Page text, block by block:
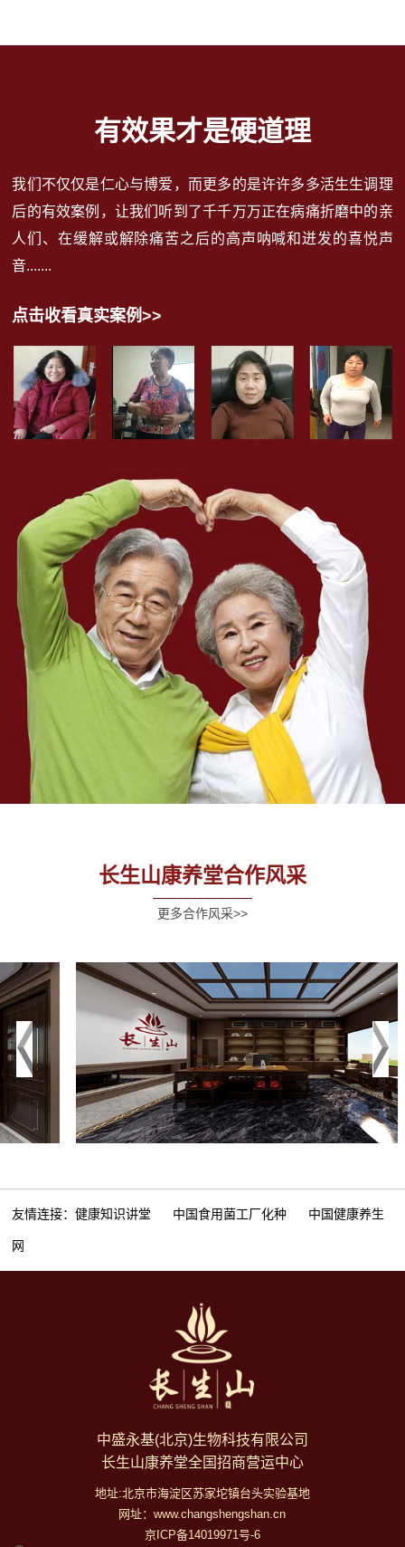
有效果才是硬道理
我们不仅仅是仁心与博爱，而更多的是许许多多活生生调理
后的有效案例，让我们听到了千千万万正在病痛折磨中的亲
人们、在缓解或解除痛苦之后的高声呐喊和迸发的喜悦声
音.......
点击收看真实案例>>
长生山康养堂合作风采
更多合作风采>>
友情连接：健康知识讲堂 中国食用菌工厂化种 中国健康养生
网
中盛永基(北京)生物科技有限公司
长生山康养堂全国招商营运中心
地址:北京市海淀区苏家坨镇台头实验基地
网址：www.changshengshan.cn
京ICP备14019971号-6